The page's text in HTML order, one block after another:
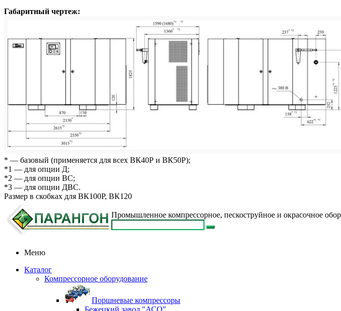
Габаритный чертеж:
* — базовый (применяется для всех ВК40Р и ВК50Р);
*1 — для опции Д;
*2 — для опции ВС;
*3 — для опции ДВС.
Размер в скобках для ВК100Р, ВК120
Промышленное компрессорное, пескоструйное и окрасочное
Меню
Каталог
Компрессорное оборудование
Поршневые компрессоры
Бежецкий завод "АСО"